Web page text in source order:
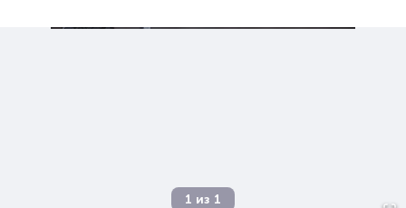
Брокерам
1 из 1